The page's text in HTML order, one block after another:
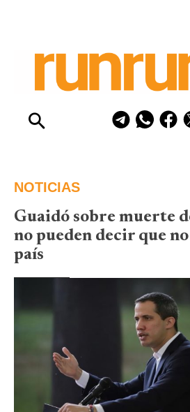
NOTICIAS
Guaidó sobre muerte
no pueden decir que
país